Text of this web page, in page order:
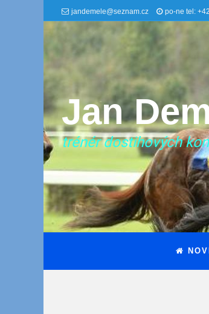
jandemele@seznam.cz po-ne tel:
Jan
trénér dostihových